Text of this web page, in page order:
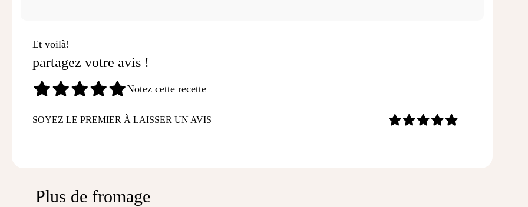
Et voilà!
partagez votre avis !
Notez cette recette
SOYEZ LE PREMIER À LAISSER UN AVIS -
Plus de fromage